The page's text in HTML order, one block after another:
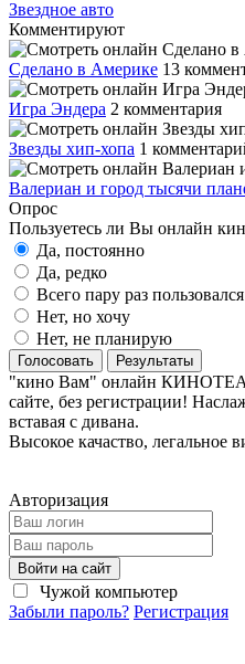
Звездное авто
Комментируют
Сделано в Америке 13
Игра Эндера 2 комментария
Звезды хип-хопа 1
Валериан и город тысячи
Опрос
Пользуетесь ли Вы онлайн
Да, постоянно
Да, редко
Всего пару раз пользовался
Нет, но хочу
Нет, не планирую
Голосовать Результаты
"кино Вам" онлайн
сайте, без регистрации!
вставая с дивана.
Высокое качаство, легальное
Авторизация
Войти на сайт
Чужой компьютер
Забыли пароль? Регистрация